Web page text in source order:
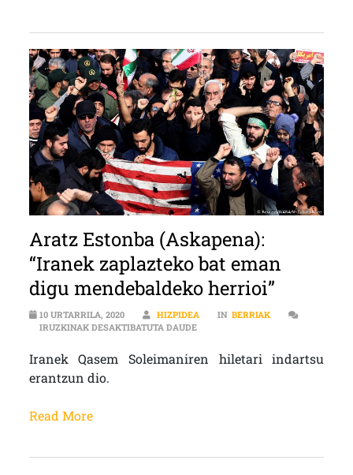
Aratz Estonba (Askapena):
“Iranek zaplazteko bat eman
digu mendebaldeko herrioi”
10 URTARRILA, 2020 HIZPIDEA IN BERRIAK
IRUZKINAK DESAKTIBATUTA DAUDEARATZ ESTONBA (ASKAPENA):
Iranek Qasem Soleimaniren hiletari indartsu
erantzun dio.
Read More